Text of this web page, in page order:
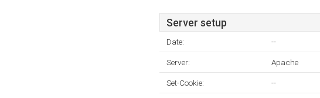
Server setup
Date: --
Server: Apache
Set-Cookie: --